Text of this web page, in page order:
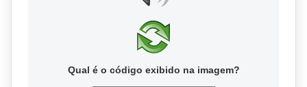
Qual é o código exibido na imagem?